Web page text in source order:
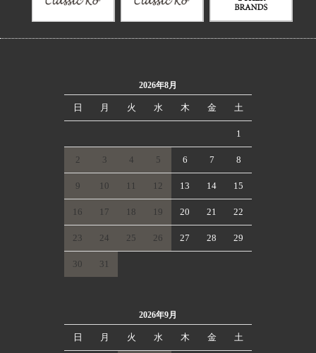
2026年8月
日 月 火 水 木 金 土
1
2 3 4 5 6 7 8
9 10 11 12 13 14 15
16 17 18 19 20 21 22
23 24 25 26 27 28 29
30 31
2026年9月
日 月 火 水 木 金 土